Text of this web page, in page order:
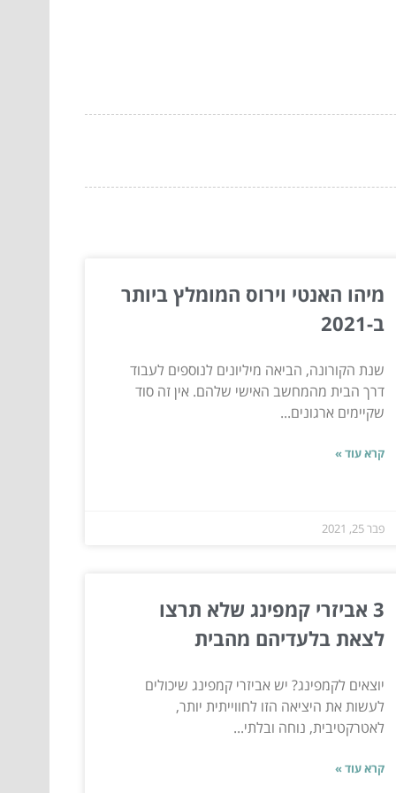
מיהו האנטי וירוס המומלץ ביותר
ב-2021
שנת הקורונה, הביאה מיליונים לנוספים לעבוד
דרך הבית מהמחשב האישי שלהם. אין זה סוד
שקיימים ארגונים...
קרא עוד »
פבר 25, 2021
3 אביזרי קמפינג שלא תרצו
לצאת בלעדיהם מהבית
יוצאים לקמפינג? יש אביזרי קמפינג שיכולים
לעשות את היציאה הזו לחווייתית יותר,
לאטרקטיבית, נוחה ובלתי...
קרא עוד »